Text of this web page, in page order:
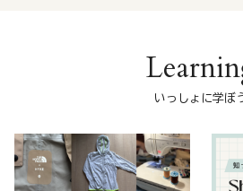
いっしょに学ぼ